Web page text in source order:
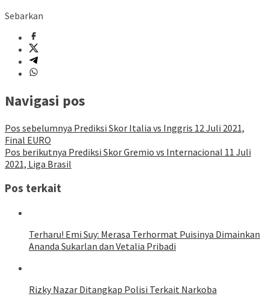
Sebarkan
Navigasi pos
Pos sebelumnya Prediksi Skor Italia vs Inggris 12 Juli 2021,
Final EURO
Pos berikutnya Prediksi Skor Gremio vs Internacional 11 Juli
2021, Liga Brasil
Pos terkait
Terharu! Emi Suy: Merasa Terhormat Puisinya Dimainkan
Ananda Sukarlan dan Vetalia Pribadi
Rizky Nazar Ditangkap Polisi Terkait Narkoba